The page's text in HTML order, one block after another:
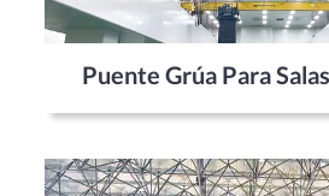
Puente Grúa Para